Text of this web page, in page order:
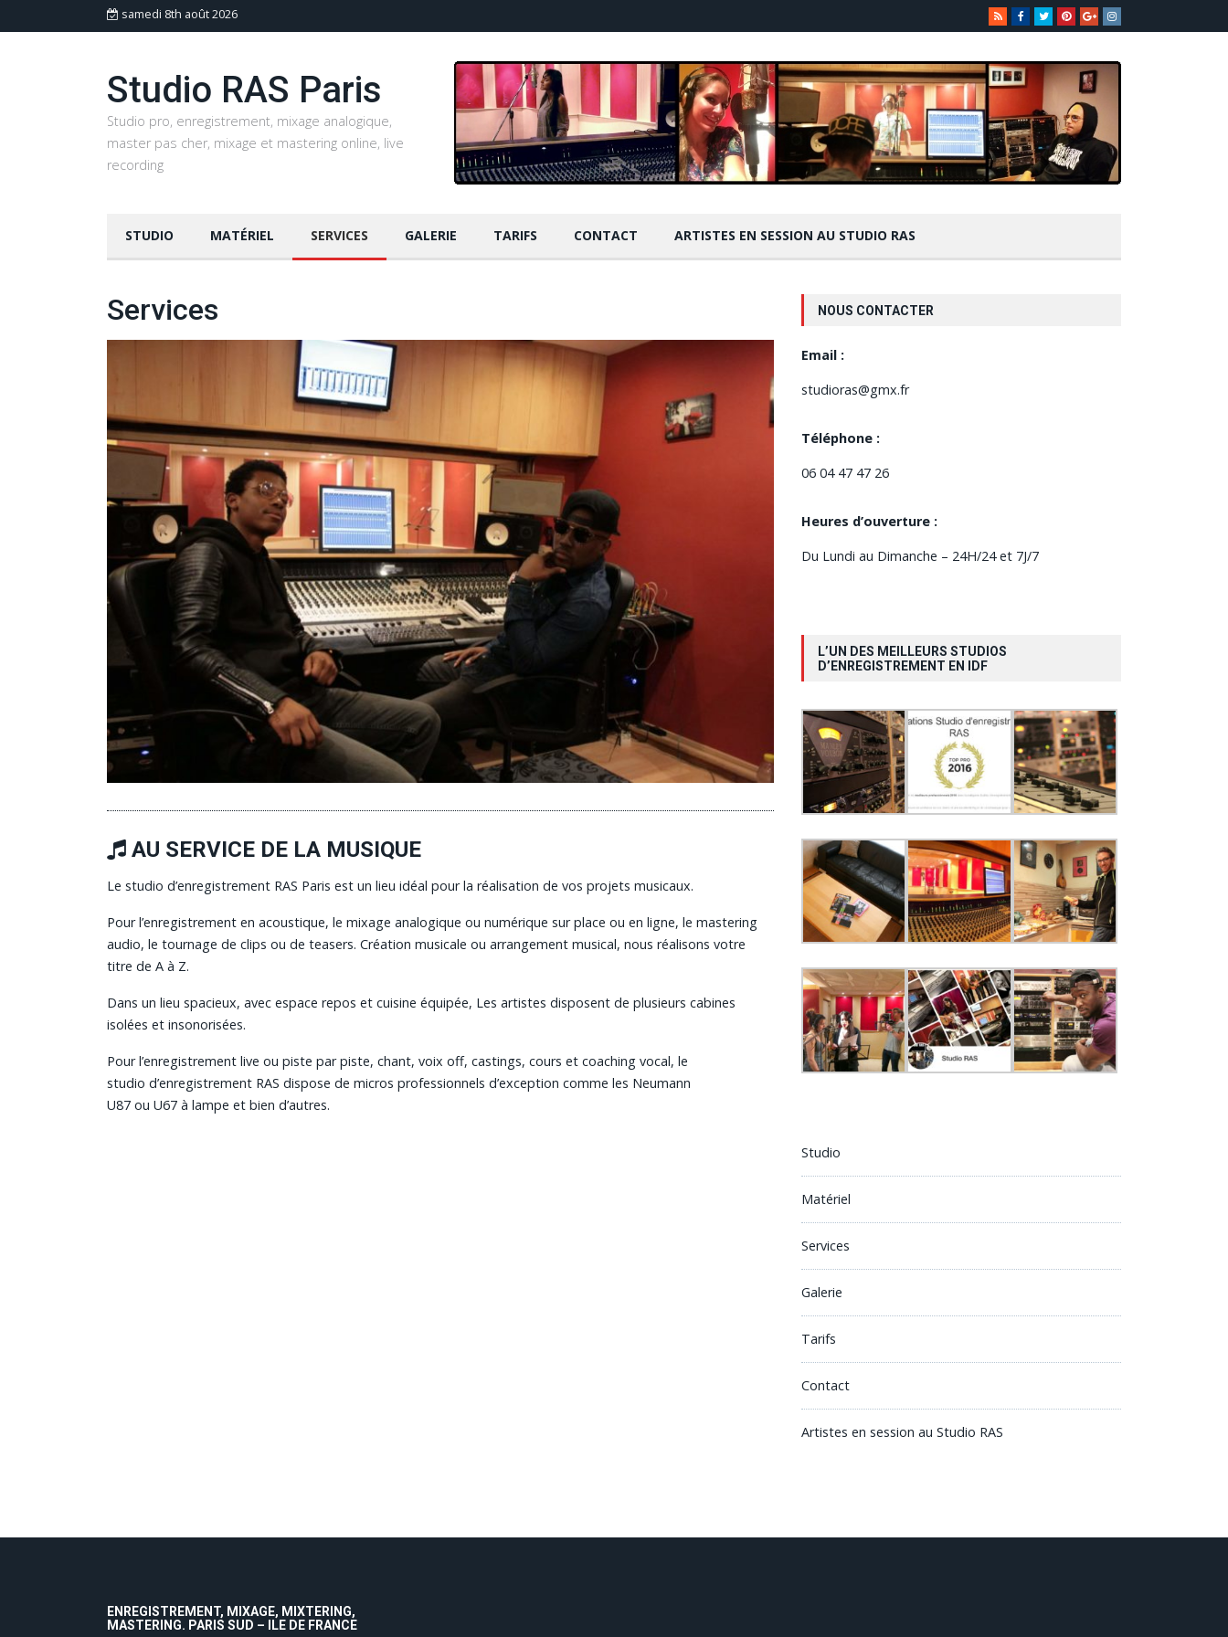
samedi 8th août 2026
Studio RAS Paris
Studio pro, enregistrement, mixage analogique,
master pas cher, mixage et mastering online, live
recording
STUDIO MATÉRIEL SERVICES GALERIE TARIFS CONTACT ARTISTES EN SESSION AU STUDIO RAS
Services
AU SERVICE DE LA MUSIQUE
Le studio d’enregistrement RAS Paris est un lieu idéal pour la réalisation de vos projets musicaux.
Pour l’enregistrement en acoustique, le mixage analogique ou numérique sur place ou en ligne, le mastering
audio, le tournage de clips ou de teasers. Création musicale ou arrangement musical, nous réalisons votre
titre de A à Z.
Dans un lieu spacieux, avec espace repos et cuisine équipée, Les artistes disposent de plusieurs cabines
isolées et insonorisées.
Pour l’enregistrement live ou piste par piste, chant, voix off, castings, cours et coaching vocal, le
studio d’enregistrement RAS dispose de micros professionnels d’exception comme les Neumann
U87 ou U67 à lampe et bien d’autres.
NOUS CONTACTER
Email :
studioras@gmx.fr
Téléphone :
06 04 47 47 26
Heures d’ouverture :
Du Lundi au Dimanche – 24H/24 et 7J/7
L’UN DES MEILLEURS STUDIOS
D’ENREGISTREMENT EN IDF
Studio
Matériel
Services
Galerie
Tarifs
Contact
Artistes en session au Studio RAS
ENREGISTREMENT, MIXAGE, MIXTERING,
MASTERING. PARIS SUD – ILE DE FRANCE